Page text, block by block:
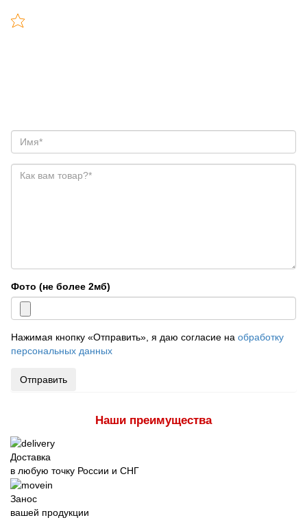
Фото (не более 2мб)
Нажимая кнопку «Отправить», я даю согласие на обработку
персональных данных
Отправить
Наши преимущества
Доставка
в любую точку России и СНГ
Занос
вашей продукции